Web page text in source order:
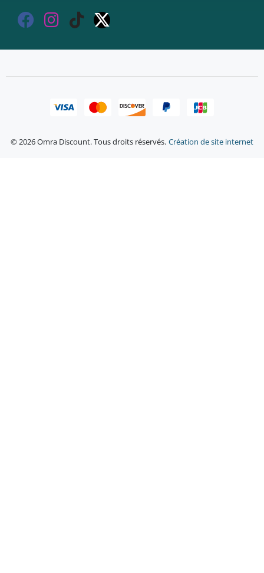
© 2026 Omra Discount. Tous droits réservés. Création de site internet